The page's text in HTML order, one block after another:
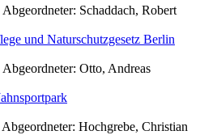
Schaddach, Robert
und Naturschutzgesetz Berlin
Otto, Andreas
Hochgrebe, Christian